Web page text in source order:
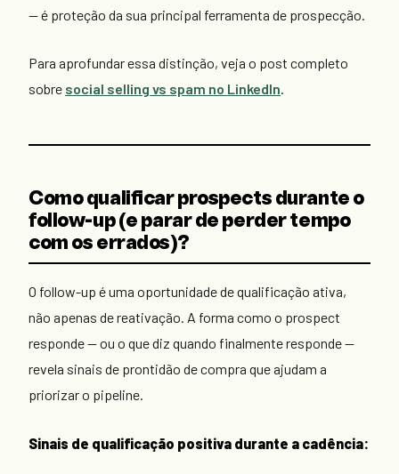
— é proteção da sua principal ferramenta de prospecção.
Para aprofundar essa distinção, veja o post completo
sobre social selling vs spam no LinkedIn.
Como qualificar prospects durante o
follow-up (e parar de perder tempo
com os errados)?
O follow-up é uma oportunidade de qualificação ativa,
não apenas de reativação. A forma como o prospect
responde — ou o que diz quando finalmente responde —
revela sinais de prontidão de compra que ajudam a
priorizar o pipeline.
Sinais de qualificação positiva durante a cadência: